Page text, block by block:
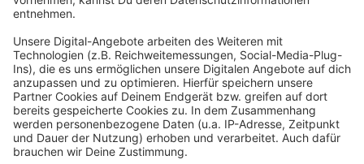
Auch die Nationalpark-Infopunkte wie in Monschau,
der gebotenen Hygienebedingungen wieder ihren
touristischen Service an.
Anzeige